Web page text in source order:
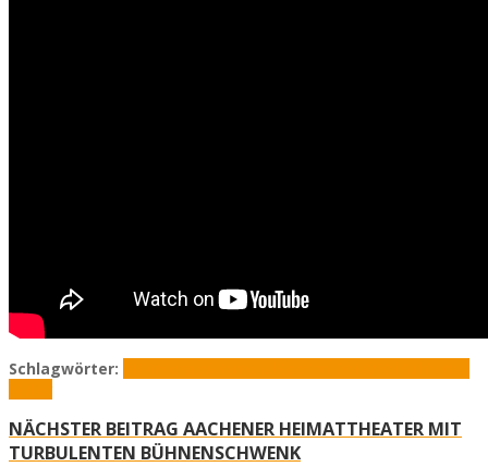
Schlagwörter:
NÄCHSTER BEITRAG AACHENER HEIMATTHEATER MIT
TURBULENTEN BÜHNENSCHWENK